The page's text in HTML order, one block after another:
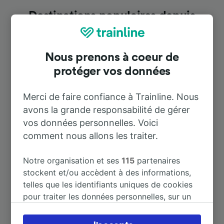
Destinations populaires depuis
Macomer
À Cagliari 1 h 39 m
À Olbia
À Cagliari Elmas 2 h 2 m
Nous prenons à coeur de
protéger vos données
Merci de faire confiance à Trainline. Nous
avons la grande responsabilité de gérer
vos données personnelles. Voici
comment nous allons les traiter.
Notre organisation et ses115 partenaires
stockent et/ou accèdent à des informations,
telles que les identifiants uniques de cookies
pour traiter les données personnelles, sur un
préférences, notamment en exerçant votre